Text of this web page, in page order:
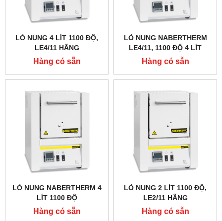
LÒ NUNG 4 LÍT 1100 ĐỘ,
LE4/11 HÃNG
NABERTHERM - ĐỨC
Hàng có sẵn
LÒ NUNG NABERTHERM
LE4/11, 1100 ĐỘ 4 LÍT
Hàng có sẵn
LÒ NUNG NABERTHERM 4
LÍT 1100 ĐỘ
Hàng có sẵn
LÒ NUNG 2 LÍT 1100 ĐỘ,
LE2/11 HÃNG
NABERTHERM - ĐỨC
Hàng có sẵn